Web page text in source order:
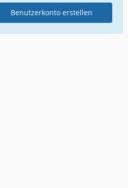
Benutzerkonto erstellen